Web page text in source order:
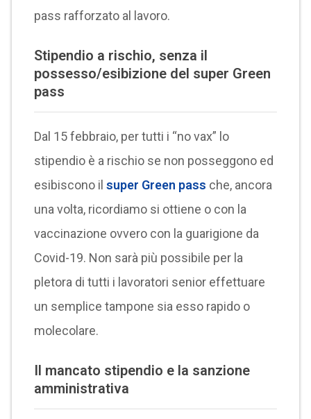
pass rafforzato al lavoro.
Stipendio a rischio, senza il
possesso/esibizione del super Green
pass
Dal 15 febbraio, per tutti i “no vax” lo
stipendio è a rischio se non posseggono ed
esibiscono il super Green pass che, ancora
una volta, ricordiamo si ottiene o con la
vaccinazione ovvero con la guarigione da
Covid-19. Non sarà più possibile per la
pletora di tutti i lavoratori senior effettuare
un semplice tampone sia esso rapido o
molecolare.
Il mancato stipendio e la sanzione
amministrativa